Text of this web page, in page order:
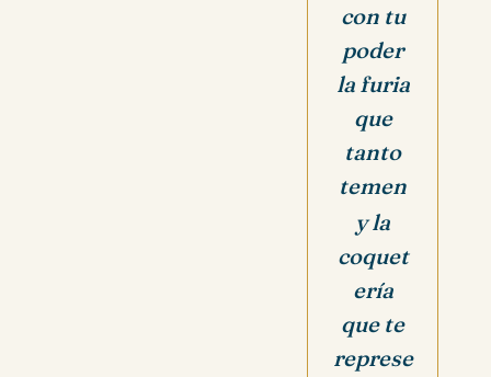
con tu
poder
la furia
que
tanto
temen
y la
coquet
ería
que te
represe